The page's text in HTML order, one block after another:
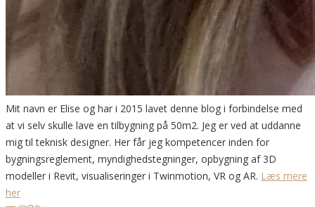
Mit navn er Elise og har i 2015 lavet denne blog i forbindelse med
at vi selv skulle lave en tilbygning på 50m2. Jeg er ved at uddanne
mig til teknisk designer. Her får jeg kompetencer inden for
bygningsreglement, myndighedstegninger, opbygning af 3D
modeller i Revit, visualiseringer i Twinmotion, VR og AR. Læs mere
her